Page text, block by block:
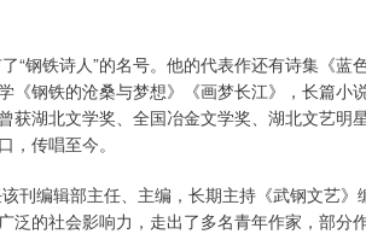
“钢铁诗人”的名号。他的代表作还有诗集《蓝
钢铁的沧桑与梦想》《画梦长江》，长篇小
获湖北文学奖、全国冶金文学奖、湖北文艺明
传唱至今。
刊编辑部主任、主编，长期主持《武钢文艺
泛的社会影响力，走出了多名青年作家，部分